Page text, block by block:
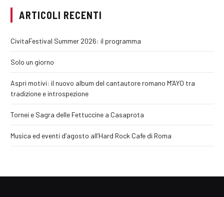
ARTICOLI RECENTI
CivitaFestival Summer 2026: il programma
Solo un giorno
Aspri motivi: il nuovo album del cantautore romano M’AYO tra
tradizione e introspezione
Tornei e Sagra delle Fettuccine a Casaprota
Musica ed eventi d’agosto all’Hard Rock Cafe di Roma